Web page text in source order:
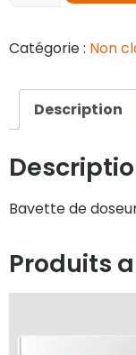
Catégorie : Non
Description
Bavette de
Produits